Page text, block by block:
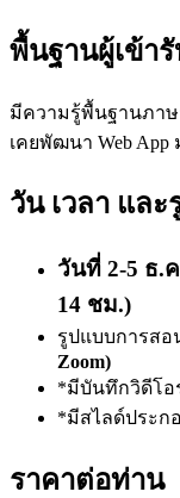
พื้นฐานผู้เข้า
มีความรู้พื้นฐานภาษ
เคยพัฒนา Web App
วัน เวลา แล
วันที่ 2-5 ธ.ค
14 ชม.)
รูปแบบการสอ
Zoom)
*มีบันทึกวิดีโอ
*มีสไลด์ประก
ราคาต่อท่าน